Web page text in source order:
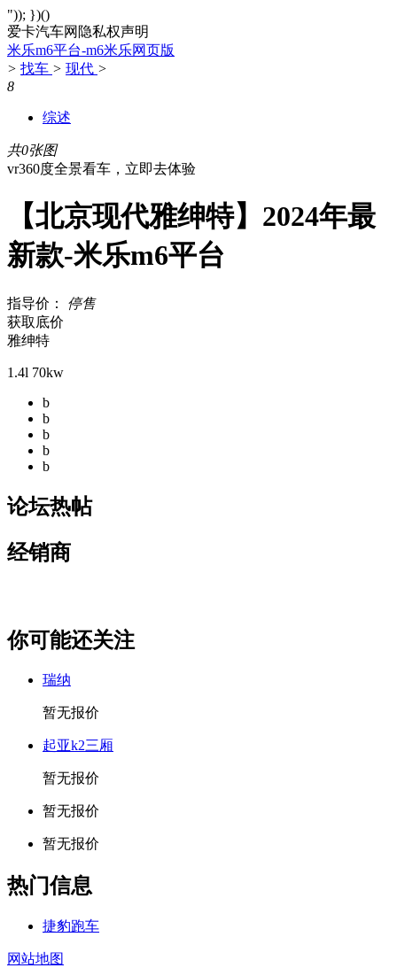
")); })()
爱卡汽车网隐私权声明
米乐m6平台-m6米乐网页版
> 找车 > 现代 >
8
综述
共0张图
vr360度全景看车，立即去体验
【北京现代雅绅特】2024年最
新款-米乐m6平台
指导价： 停售
获取底价
雅绅特
1.4l 70kw
b
b
b
b
b
论坛热帖
经销商
你可能还关注
瑞纳
暂无报价
起亚k2三厢
暂无报价
暂无报价
暂无报价
热门信息
捷豹跑车
网站地图